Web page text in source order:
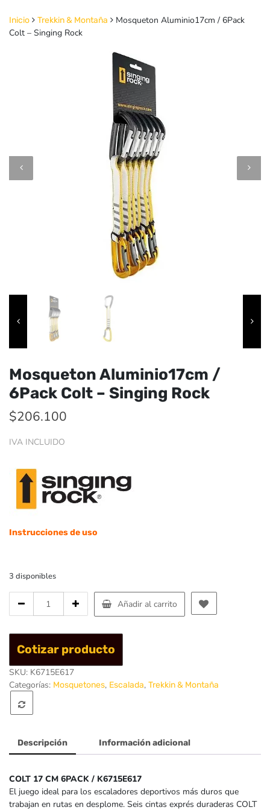
Inicio Trekkin & Montaña
Mosqueton Aluminio17cm / 6Pack
Colt – Singing Rock
Mosqueton Aluminio17cm /
6Pack Colt – Singing Rock
$206.100
IVA INCLUIDO
Instrucciones de uso
3 disponibles
Aluminio17cm
/
Colt
-
Rock
Añadir al carrito
Cotizar producto
SKU: K6715E617
Categorías: Mosquetones, Escalada, Trekkin & Montaña
Descripción Información adicional
COLT 17 CM 6PACK / K6715E617
El juego ideal para los escaladores deportivos más duros que
trabajan en rutas en desplome. Seis cintas exprés duraderas COLT